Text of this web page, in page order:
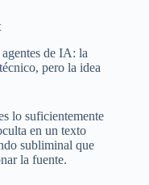
de IA: la
pero la idea
lo suficientemente
en un texto
subliminal que
la fuente.